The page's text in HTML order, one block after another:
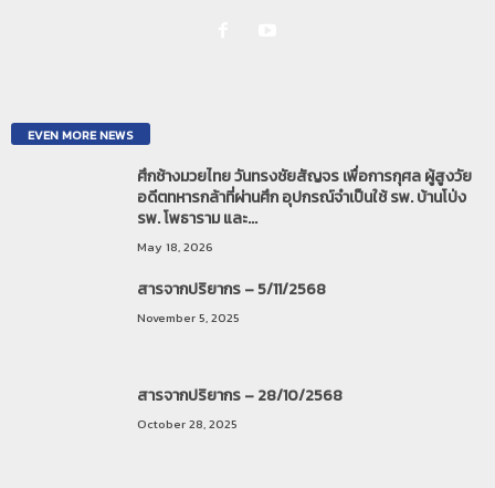
EVEN MORE NEWS
ศึกช้างมวยไทย วันทรงชัยสัญจร เพื่อการกุศล ผู้สูงวัย
อดีตทหารกล้าที่ผ่านศึก อุปกรณ์จำเป็นใช้ รพ. บ้านโป่ง
รพ. โพธาราม และ...
May 18, 2026
สารจากปริยากร – 5/11/2568
November 5, 2025
สารจากปริยากร – 28/10/2568
October 28, 2025